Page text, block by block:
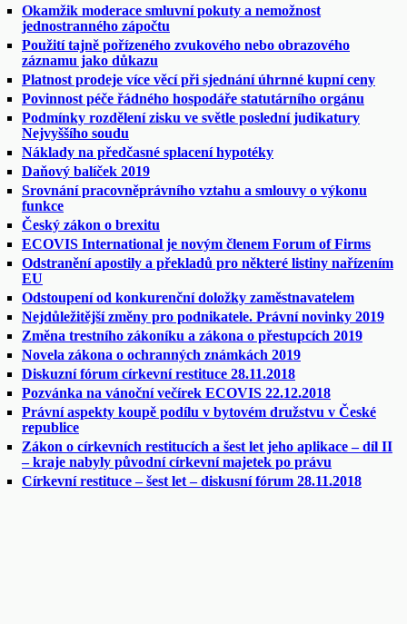
Okamžik moderace smluvní pokuty a nemožnost
jednostranného zápočtu
Použití tajně pořízeného zvukového nebo obrazového
záznamu jako důkazu
Platnost prodeje více věcí při sjednání úhrnné kupní ceny
Povinnost péče řádného hospodáře statutárního orgánu
Podmínky rozdělení zisku ve světle poslední judikatury
Nejvyššího soudu
Náklady na předčasné splacení hypotéky
Daňový balíček 2019
Srovnání pracovněprávního vztahu a smlouvy o výkonu
funkce
Český zákon o brexitu
ECOVIS International je novým členem Forum of Firms
Odstranění apostily a překladů pro některé listiny nařízením
EU
Odstoupení od konkurenční doložky zaměstnavatelem
Nejdůležitější změny pro podnikatele. Právní novinky 2019
Změna trestního zákoníku a zákona o přestupcích 2019
Novela zákona o ochranných známkách 2019
Diskuzní fórum církevní restituce 28.11.2018
Pozvánka na vánoční večírek ECOVIS 22.12.2018
Právní aspekty koupě podílu v bytovém družstvu v České
republice
Zákon o církevních restitucích a šest let jeho aplikace – díl II
– kraje nabyly původní církevní majetek po právu
Církevní restituce – šest let – diskusní fórum 28.11.2018